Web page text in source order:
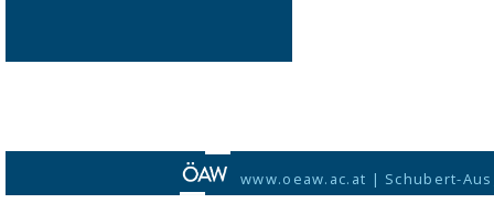
www.oeaw.ac.at | Schubert-